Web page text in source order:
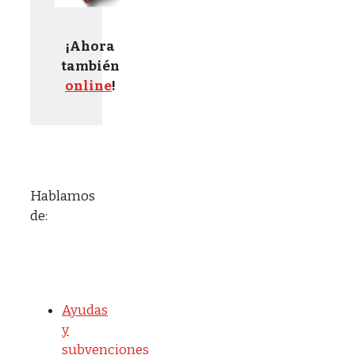
¡Ahora
también
online!
Hablamos
de:
Ayudas
y
subvenciones